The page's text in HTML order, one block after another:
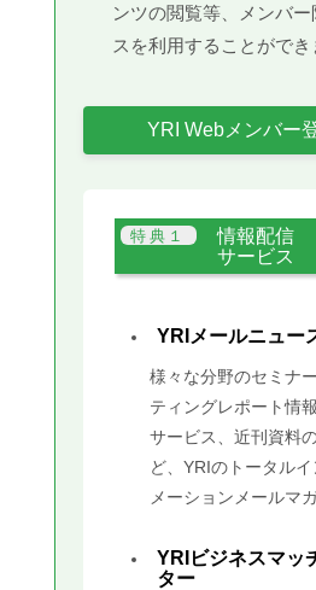
ンツの閲覧等、メンバ
スを利用することができ
YRI Webメンバー
情報配信
サービス
YRIメールニュー
様々な分野のセミナ
ティングレポート情
サービス、近刊資料
ど、YRIのトータルイ
メーションメールマガ
YRIビジネスマッ
ター